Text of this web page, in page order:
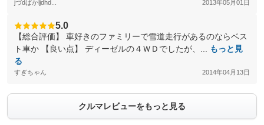
jづdばかljdhd... 2013年05月01日
5.0
【総合評価】 車好きのファミリーで雪道走行があるのならベス
ト車か 【良い点】 ディーゼルの４ＷＤでしたが、...
もっと見
る
すぎちゃん 2014年04月13日
クルマレビューをもっと見る